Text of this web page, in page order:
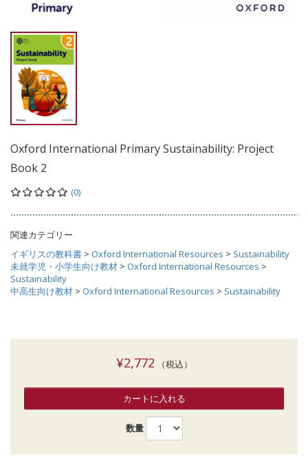
Oxford International Primary Sustainability: Project
Book 2
(0)
関連カテゴリー
イギリスの教科書 > Oxford International Resources > Sustainability
未就学児・小学生向け教材 > Oxford International Resources >
Sustainability
中高生向け教材 > Oxford International Resources > Sustainability
¥2,772 （税込）
カートに入れる
数量